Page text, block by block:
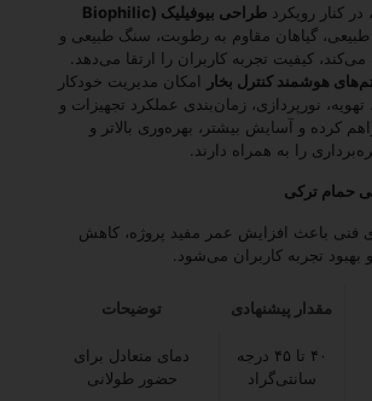
کنار رویکرد
طراحی بیوفیلیک (Biophilic
طبیعی، گیاهان مقاوم به رطوبت، سنگ طبیعی و
کیفیت تجربه کاربران را ارتقا می‌دهد.
هوشمند کنترل بخار
امکان مدیریت خودکار
نورپردازی، زمان‌بندی عملکرد تجهیزات و
کرده و آسایش بیشتر، بهره‌وری بالاتر و
را به همراه دارند.
حمام ترکی
فنی باعث افزایش عمر مفید پروژه، کاهش
بهبود تجربه کاربران می‌شود.
مقدار پیشنهادی توضیحات
۴۰ تا ۴۵ درجه
سانتی‌گراد
دمای متعادل برای
حضور طولانی